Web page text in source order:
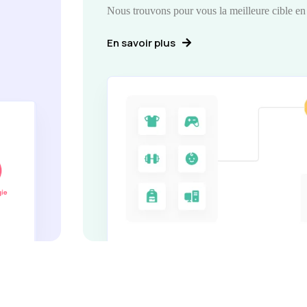
Nous trouvons pour vous la meilleure cible
En savoir plus